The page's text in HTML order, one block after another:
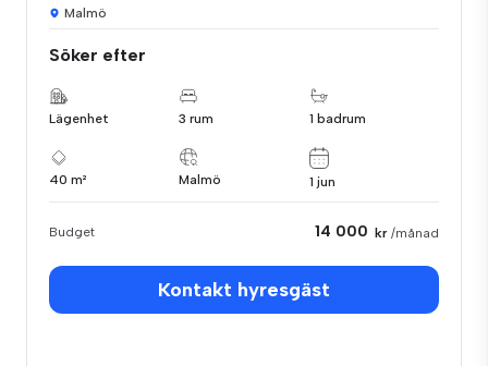
Malmö
Söker efter
Lägenhet 3 rum 1 badrum
40 m² Malmö 1 jun
Budget 14 000 kr /månad
Kontakt hyresgäst